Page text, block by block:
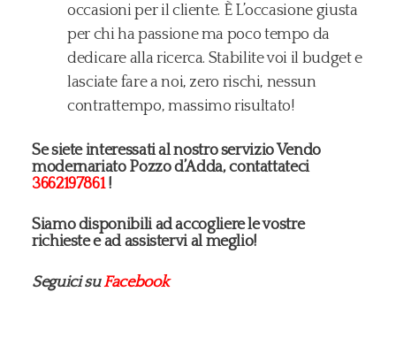
occasioni per il cliente. È L’occasione giusta
per chi ha passione ma poco tempo da
dedicare alla ricerca. Stabilite voi il budget e
lasciate fare a noi, zero rischi, nessun
contrattempo, massimo risultato!
Se siete interessati al nostro servizio Vendo
modernariato Pozzo d’Adda, contattateci
3662197861 !
Siamo disponibili ad accogliere le vostre
richieste e ad assistervi al meglio!
Seguici suFacebook